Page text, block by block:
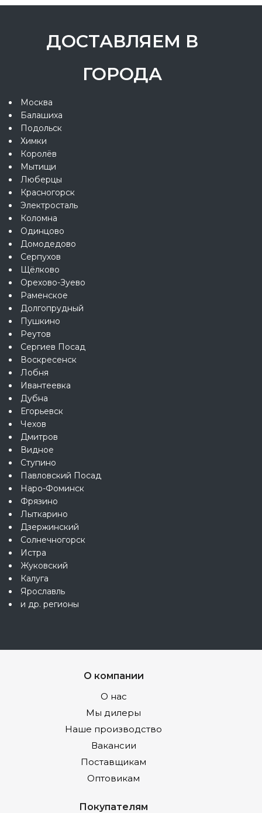
ДОСТАВЛЯЕМ В
ГОРОДА
Москва
Балашиха
Подольск
Химки
Королёв
Мытищи
Люберцы
Красногорск
Электросталь
Коломна
Одинцово
Домодедово
Серпухов
Щёлково
Орехово-Зуево
Раменское
Долгопрудный
Пушкино
Реутов
Сергиев Посад
Воскресенск
Лобня
Ивантеевка
Дубна
Егорьевск
Чехов
Дмитров
Видное
Ступино
Павловский Посад
Наро-Фоминск
Фрязино
Лыткарино
Дзержинский
Солнечногорск
Истра
Жуковский
Калуга
Ярославль
и др. регионы
О компании
О нас
Мы дилеры
Наше производство
Вакансии
Поставщикам
Оптовикам
Покупателям